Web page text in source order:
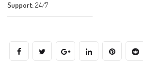
Support: 24/7